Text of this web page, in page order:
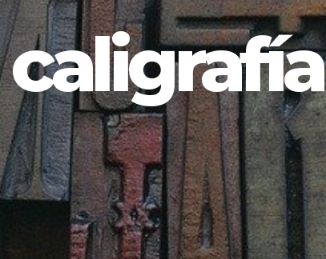
caligrafía